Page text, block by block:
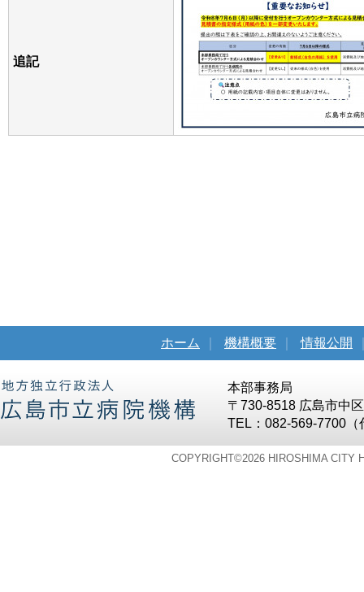
追記
ホーム 機構概要 情報公開
本部事務局
〒730-8518 広島市中
TEL：082-569-7700
COPYRIGHT©2026 HIROSHIMA CITY